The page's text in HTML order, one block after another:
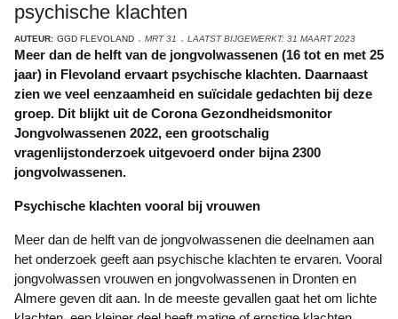
psychische klachten
AUTEUR: GGD FLEVOLAND MRT 31 LAATST BIJGEWERKT: 31 MAART 2023
Meer dan de helft van de jongvolwassenen (16 tot en met 25
jaar) in Flevoland ervaart psychische klachten. Daarnaast
zien we veel eenzaamheid en suïcidale gedachten bij deze
groep. Dit blijkt uit de Corona Gezondheidsmonitor
Jongvolwassenen 2022, een grootschalig
vragenlijstonderzoek uitgevoerd onder bijna 2300
jongvolwassenen.
Psychische klachten vooral bij vrouwen
Meer dan de helft van de jongvolwassenen die deelnamen aan
het onderzoek geeft aan psychische klachten te ervaren. Vooral
jongvolwassen vrouwen en jongvolwassenen in Dronten en
Almere geven dit aan. In de meeste gevallen gaat het om lichte